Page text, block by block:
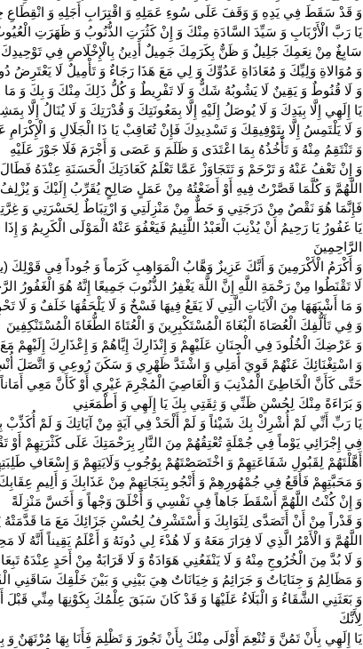
وَ قَدْ سَقَطَ فِي يَدِهِ وَ وَقَفَ عَلَى سُوءِ عَمَلِهِ وَ اقْتِرَابِ أَجَلِهِ وَ انْقِطَاعِ
يَا رَبَّ الْأَرْبَابِ وَ سَيِّدَ السَّادَةِ مِنْكَ وَ إِنْ كَثُرَتِ الذُّنُوبُ وَ ظَهَرَتِ
سَابِغٌ مِنْ نِعَمِكَ جَلِيلٌ وَ ظَنٌّ بِكَرَمِكَ جَمِيلٌ أَدِينُ بِالْإِخْلَاصِ فِي تَوْحِيدِكَ
وَ مُوَالاةِ وَلِيِّكَ وَ مُعَادَاةِ عَدُوِّكَ وَ لِي مَعَ هَذَا رَجَاءٌ وَ تَأْمِيلٌ لَا يَعْتَرِضُ
وَ لَا قُنُوطٌ وَ يَقِينٌ لَا يَشُوبُهُ شَكٌّ وَ لَا تَفْرِيطٌ وَ كُلُّ ذَلِكَ مِنْكَ وَ بِكَ وَ مَا
يَا إِلَهِي إِلَّا بِيَدِكَ وَ لَا يُوصَلُ إِلَيْهِ إِلَّا بِمَعُونَتِكَ وَ قُدْرَتِكَ وَ لَا يُنَالُ إِلَّا
وَ لَا يَلْتَمِسُ إِلَّا بِتَوْفِيقِكَ وَ تَسْدِيدِكَ فَإِنْ تُعَاقِبْ يَا ذَا الْجَلَالِ وَ
وَ تَنْتَقِمُ مِنْهُ وَ تَأْخُذُهُ بِمَا اعْتَدَى وَ ظَلَمَ وَ عَصَى وَ أَجْرَمَ فَلَا جَوْرَ عَلَيْهِ
وَ إِنْ تَعْفُ عَنْهُ وَ تَرْحَمْ وَ تَتَجَاوَزْ عَمَّا تَعْلَمُ كَعَادَتِكَ الْحَسَنَةِ عِنْدَهُ
اللَّهُمَّ وَ كُلَّمَا قَصَّرْتُ فِيهِ أَوْ أَضَعْتُهُ مِنْ عَمَلٍ صَالِحٍ يُقَرِّبُ إِلَيْكَ وَ
فَإِنَّمَا هُوَ نَقْصٌ مِنْ دَرَجَتِي وَ حَطٌّ مِنْ مَنْزِلَتِي وَ ارْتِبَاطٌ لِحَسْرَتِي وَ
يَا غَفُورُ يَا رَحِيمُ أَنْ يُذْنِبَ الْعَبْدُ اللَّئِيمُ فَيَعْفُوَ عَنْهُ الْمَوْلَى الْكَرِيمُ وَ
الرَّاحِمِينَ
وَ أَكْرَمُ الْأَكْرَمِينَ وَ أَنَّكَ عَزِيزٌ وَهَّابُ الْمَوَاهِبِ كَرَماً وَ جُوداً فِي قَوْلِكَ‏
لَا تَقْنَطُوا مِنْ رَحْمَةِ اللَّهِ إِنَّ اللَّهَ يَغْفِرُ الذُّنُوبَ جَمِيعًا إِنَّهُ هُوَ الْغَفُورُ
وَ مَا أَشْبَهَهَا مِنَ الْآيَاتِ الَّتِي لَا يَقَعُ فِيهَا فَسْخٌ وَ لَا يَلْحَقُهَا خَلَفٌ وَ لَا
وَ فِي تَأَلُّفِكَ الْعُصَاةَ الْبُغَاةَ الْمُسْتَكْبِرِينَ وَ الْعُتَاةَ الطُّغَاةَ الْمُسْتَنْكِفِينَ
وَ عَرْضِكَ‏ الْخُلُودَ فِي الْجِنَانِ عَلَيْهِمْ وَ إِنْذَارِكَ إِيَّاهُمْ وَ إِعْذَارِكَ إِلَيْهِمْ
وَ اسْتِغْنَائِكَ عَنْهُمْ قَوِيَ أَمَلِي وَ اشْتَدَّ ظَهْرِي وَ سَكَنَ رُوعِي وَ اتَّصَلَ
حَتَّى كَأَنَّ الْخَاطِئَ الْمُذْنِبَ وَ الْعَاصِيَ الْمُجْرِمَ غَيْرِي أَوْ كَأَنَّ مَعِي أَمَاناً
وَ بَرَاءَةً مِنْكَ لِحُسْنِ ظَنِّي وَ ثِقَتِي بِكَ يَا إِلَهِي وَ أَطْمَعَنِي
يَا رَبِّ أَنِّي لَمْ أُشْرِكْ بِكَ شَيْئاً وَ لَمْ أَلْحَدْ فِي آيَةٍ مِنْ آيَاتِكَ وَ لَمْ أُكَذِّبْ
فِي إِجْرَائِي يَوْماً فِي جُمْلَةٍ تُعْتِقُهُمْ مِنَ النَّارِ بِرَحْمَتِكَ عَلَى كَثْرَتِهِمْ
أَهَّلْتَهُمْ لِقَبُولِ شَفَاعَتِهِمْ وَ اخْتَصَصْتَهُمْ بِوُجُوبِ وَلَايَتِهِمْ وَ إِسْعَافِ
وَ مَحَبَّتِهِمْ فَأَقَعُ فِي جُمْهُورِهِمْ وَ أَنْجُو بِنَجَاتِهِمْ مِنْ عَذَابِكَ وَ أَلِيمِ عِقَابِكَ
وَ إِنْ كُنْتُ اللَّهُمَّ أَسْقَطَ جَاهاً فِي نَفْسِي وَ أَخْلَقَ وَجْهاً وَ أَخَسَّ مَنْزِلَةً
وَ قَدْراً مِنْ أَنْ أَتَصَدَّى لِثَوَابِكَ وَ أَسْتَشْرِفُ لِحُسْنِ جَزَائِكَ مَعَ مَا قَدَّمَتْهُ
اللَّهُمَّ وَ الْأَمْرُ الَّذِي لَا فِرَارَ مَعَهُ وَ لَا هُدْءَ لِي دُونَهُ وَ أَعْلَمُ يَقِيناً أَنَّهُ لَا
وَ لَا بُدَّ مِنَ الْخُرُوجِ مِنْهُ وَ لَا يَنْفَعُنِي هَوَادَةٌ وَ لَا قَرَابَةٌ مِنْ أَحَدٍ عِنْدَهُ
وَ مَظَالِمُ وَ جِنَايَاتٌ وَ جَرَائِمُ وَ خِيَانَاتٌ هِيَ بَيْنِي وَ بَيْنَ خَلْقِكَ سَاقَنِي
وَ بَعَثَنِي الشَّقَاءُ وَ الْبَلَاءُ عَلَيْهَا وَ قَدْ كَانَ سَبَقَ عِلْمُكَ بِكَوْنِهَا مِنِّي قَبْلَ
لِأَنَّكَ
يَا إِلَهِي بِأَنْ تَمُنَّ وَ تُنْعِمَ أَوْلَى مِنْكَ بِأَنْ تَجُورَ وَ تَظْلِمَ فَأَنَا بِهَا مُرْتَهَنٌ